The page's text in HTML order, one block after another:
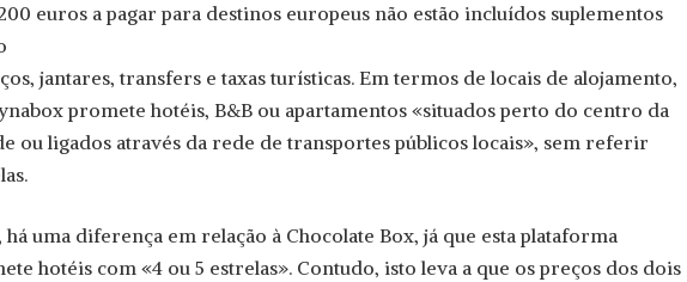
euros a pagar para destinos europeus não estão incluídos suplementos
jantares, transfers e taxas turísticas. Em termos de locais de alojamento,
promete hotéis, B&B ou apartamentos «situados perto do centro da
ou ligados através da rede de transportes públicos locais», sem referir
há uma diferença em relação à Chocolate Box, já que esta plataforma
hotéis com «4 ou 5 estrelas». Contudo, isto leva a que os preços dos dois